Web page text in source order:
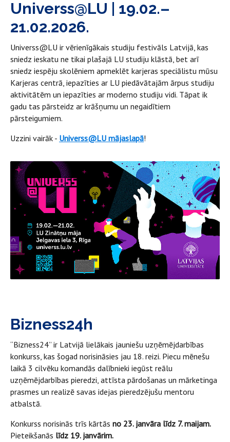
Universs@LU | 19.02.–
21.02.2026.
Universs@LU ir vērienīgākais studiju festivāls Latvijā, kas
sniedz ieskatu ne tikai plašajā LU studiju klāstā, bet arī
sniedz iespēju skolēniem apmeklēt karjeras speciālistu mūsu
Karjeras centrā, iepazīties ar LU piedāvātajām ārpus studiju
aktivitātēm un iepazīties ar moderno studiju vidi. Tāpat ik
gadu tas pārsteidz ar krāšņumu un negaidītiem
pārsteigumiem.
Uzzini vairāk - Universs@LU mājaslapā!
Bizness24h
“Bizness24” ir Latvijā lielākais jauniešu uzņēmējdarbības
konkurss, kas šogad norisināsies jau 18. reizi. Piecu mēnešu
laikā 3 cilvēku komandās dalībnieki iegūst reālu
uzņēmējdarbības pieredzi, attīsta pārdošanas un mārketinga
prasmes un realizē savas idejas pieredzējušu mentoru
atbalstā.
Konkurss norisinās trīs kārtās no 23. janvāra līdz 7. maijam.
Pieteikšanās līdz 19. janvārim.